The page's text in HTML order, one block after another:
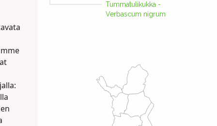
Tummatulikukka -
Verbascum nigrum